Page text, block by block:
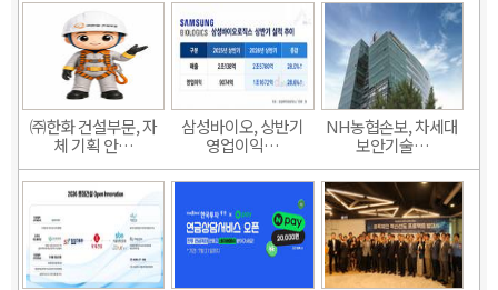
㈜한화 건설부문, 자
체 기획 안…
삼성바이오, 상반기
영업이익…
NH농협손보, 차세대
보안기술…